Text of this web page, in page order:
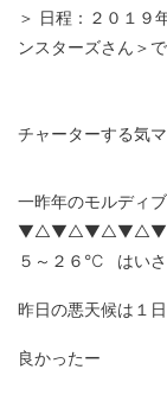
＞ 日程：２０１９
ンスターズさん ＞
チャーターする気
一昨年のモルディ
５～２６℃ はい
昨日の悪天候は１
良かったー